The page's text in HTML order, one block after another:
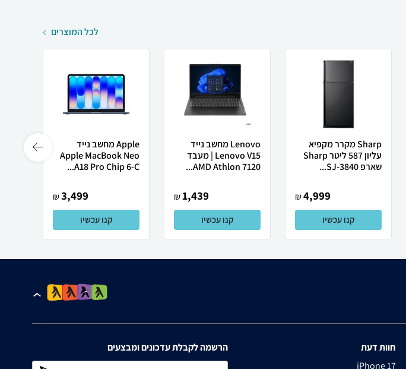
לכל המוצרים
Sharp מקרר מקפיא
עליון 587 ליטר Sharp
שארפ SJ-3840...
4,999
₪
קנו עכשיו
Lenovo מחשב נייד
Lenovo V15 | מעבד
AMD Athlon 7120...
1,439
₪
קנו עכשיו
Apple מחשב נייד
Apple MacBook Neo
A18 Pro Chip 6-C...
3,499
₪
קנו עכשיו
חוות דעת
iPhone 17
הרשמה לקבלת עדכונים ומבצעים